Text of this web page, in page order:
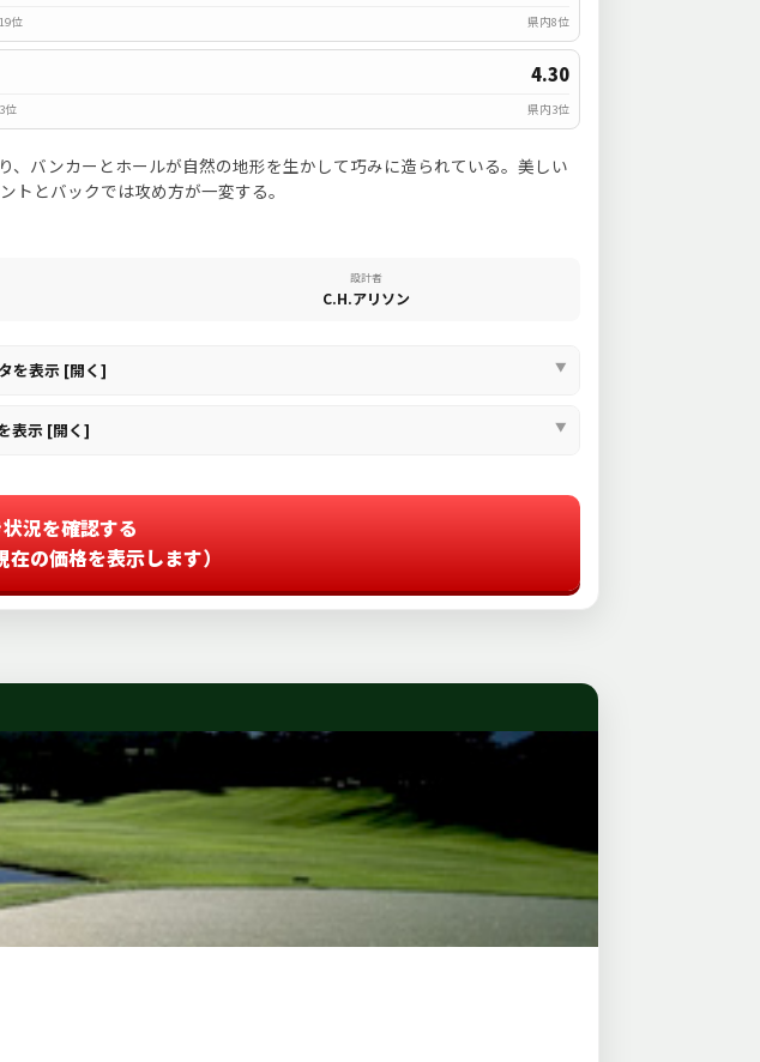
位 県内8位
4.30
位 県内3位
バンカーとホールが自然の地形を生かして巧みに造られている。美しい
とバックでは攻め方が一変する。
設計者
C.H.アリソン
を表示 [開く]
表示 [開く]
況を確認する
の価格を表示します）